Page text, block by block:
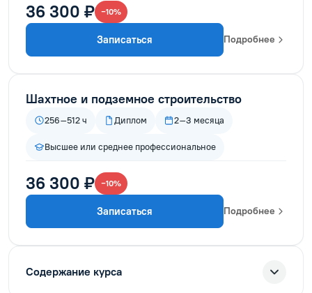
36 300 ₽ −10%
Записаться Подробнее
Шахтное и подземное строительство
256–512 ч Диплом 2–3 месяца
Высшее или среднее профессиональное
36 300 ₽ −10%
Записаться Подробнее
Содержание курса